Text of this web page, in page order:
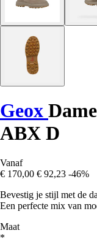
Geox
ABX D
Vanaf
€ 170,00 € 92,23 -46%
Bevestig je stijl met de
Een perfecte mix van
Maat
*